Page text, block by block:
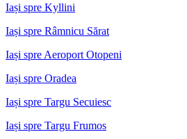
Iași spre Kyllini
Iași spre Râmnicu Sărat
Iași spre Aeroport Otopeni
Iași spre Oradea
Iași spre Targu Secuiesc
Iași spre Targu Frumos